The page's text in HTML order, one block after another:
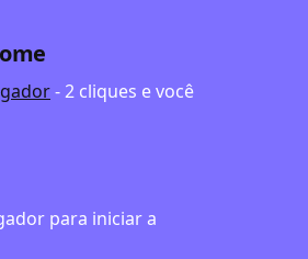
- 2 cliques e você
para iniciar a